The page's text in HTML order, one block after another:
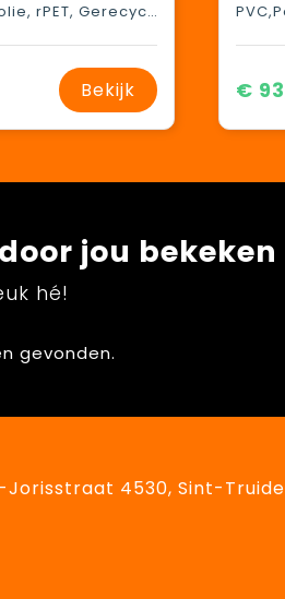
Aluminium folie, rPET, Gerecycled katoen
Bekijk €
jou bekeken
hé!
gevonden.
Jorisstraat 4530, Sint-